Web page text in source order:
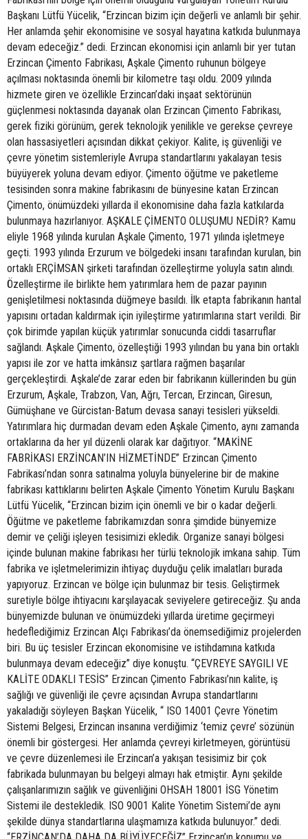
Başkanı Lütfü Yücelik, “Erzincan bizim için değerli ve anlamlı bir şehir.
Her anlamda şehir ekonomisine ve sosyal hayatına katkıda bulunmaya
devam edeceğiz.” dedi. Erzincan ekonomisi için anlamlı bir yer tutan
Erzincan Çimento Fabrikası, Aşkale Çimento ruhunun bölgeye
açılması noktasında önemli bir kilometre taşı oldu. 2009 yılında
hizmete giren ve özellikle Erzincan’daki inşaat sektörünün
güçlenmesi noktasında dayanak olan Erzincan Çimento Fabrikası,
gerek fiziki görünüm, gerek teknolojik yenilikle ve gerekse çevreye
olan hassasiyetleri açısından dikkat çekiyor. Kalite, iş güvenliği ve
çevre yönetim sistemleriyle Avrupa standartlarını yakalayan tesis
büyüyerek yoluna devam ediyor. Çimento öğütme ve paketleme
tesisinden sonra makine fabrikasını de bünyesine katan Erzincan
Çimento, önümüzdeki yıllarda il ekonomisine daha fazla katkılarda
bulunmaya hazırlanıyor. AŞKALE ÇİMENTO OLUŞUMU NEDİR? Kamu
eliyle 1968 yılında kurulan Aşkale Çimento, 1971 yılında işletmeye
geçti. 1993 yılında Erzurum ve bölgedeki insanı tarafından kurulan, bin
ortaklı ERÇİMSAN şirketi tarafından özelleştirme yoluyla satın alındı.
Özelleştirme ile birlikte hem yatırımlara hem de pazar payının
genişletilmesi noktasında düğmeye basıldı. İlk etapta fabrikanın hantal
yapısını ortadan kaldırmak için iyileştirme yatırımlarına start verildi. Bir
çok birimde yapılan küçük yatırımlar sonucunda ciddi tasarruflar
sağlandı. Aşkale Çimento, özelleştiği 1993 yılından bu yana bin ortaklı
yapısı ile zor ve hatta imkânsız şartlara rağmen başarılar
gerçekleştirdi. Aşkale’de zarar eden bir fabrikanın küllerinden bu gün
Erzurum, Aşkale, Trabzon, Van, Ağrı, Tercan, Erzincan, Giresun,
Gümüşhane ve Gürcistan-Batum devasa sanayi tesisleri yükseldi.
Yatırımlara hiç durmadan devam eden Aşkale Çimento, aynı zamanda
ortaklarına da her yıl düzenli olarak kar dağıtıyor. “MAKİNE
FABRİKASI ERZİNCAN’IN HİZMETİNDE” Erzincan Çimento
Fabrikası’ndan sonra satınalma yoluyla bünyelerine bir de makine
fabrikası kattıklarını belirten Aşkale Çimento Yönetim Kurulu Başkanı
Lütfü Yücelik, “Erzincan bizim için önemli ve bir o kadar değerli.
Öğütme ve paketleme fabrikamızdan sonra şimdide bünyemize
demir ve çeliği işleyen tesisimizi ekledik. Organize sanayi bölgesi
içinde bulunan makine fabrikası her türlü teknolojik imkana sahip. Tüm
fabrika ve işletmelerimizin ihtiyaç duyduğu çelik imalatları burada
yapıyoruz. Erzincan ve bölge için bulunmaz bir tesis. Geliştirmek
suretiyle bölge ihtiyacını karşılayacak seviyelere getireceğiz. Şu anda
bünyemizde bulunan ve önümüzdeki yıllarda üretime geçirmeyi
hedeflediğimiz Erzincan Alçı Fabrikası’da önemsediğimiz projelerden
biri. Bu üç tesisler Erzincan ekonomisine ve istihdamına katkıda
bulunmaya devam edeceğiz” diye konuştu. “ÇEVREYE SAYGILI VE
KALİTE ODAKLI TESİS” Erzincan Çimento Fabrikası’nın kalite, iş
sağlığı ve güvenliği ile çevre açısından Avrupa standartlarını
yakaladığı söyleyen Başkan Yücelik, “ ISO 14001 Çevre Yönetim
Sistemi Belgesi, Erzincan insanına verdiğimiz ‘temiz çevre’ sözünün
önemli bir göstergesi. Her anlamda çevreyi kirletmeyen, görüntüsü
ve çevre düzenlemesi ile Erzincan’a yakışan tesisimiz bir çok
fabrikada bulunmayan bu belgeyi almayı hak etmiştir. Aynı şekilde
çalışanlarımızın sağlık ve güvenliğini OHSAH 18001 İSG Yönetim
Sistemi ile destekledik. ISO 9001 Kalite Yönetim Sistemi’de aynı
şekilde dünya standartlarına ulaşmamıza katkıda bulunuyor.” dedi.